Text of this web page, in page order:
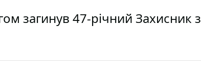
загинув 47-річний Захисник з